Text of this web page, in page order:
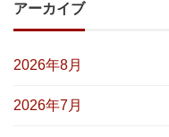
アーカイブ
2026年8月
2026年7月